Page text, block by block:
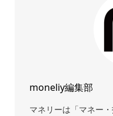
moneliy編集部
マネリーは「マネー